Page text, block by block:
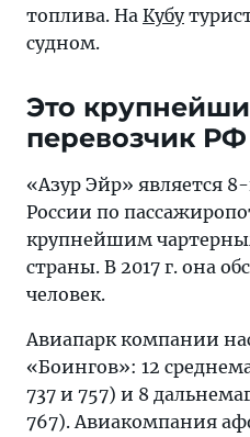
топлива. На Кубу
судном.
Это
перевозчик РФ
«Азур Эйр» является
России по
крупнейшим
страны. В 2017 г. она
человек.
Авиапарк компании
«Боингов»: 12
737 и 757) и 8
767). Авиакомпания